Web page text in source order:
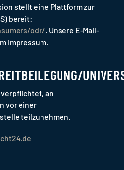
stellt eine Plattform zur
bereit:
odr/. Unsere E-Mail-
Impressum.
an
vor einer
teilzunehmen.